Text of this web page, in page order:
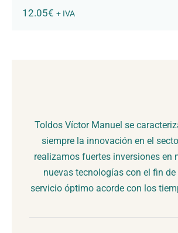
12.05€ + IVA
Toldos Víctor Manuel se
siempre la innovación en el
realizamos fuertes inversiones en
nuevas tecnologías con el fin de
servicio óptimo acorde con los